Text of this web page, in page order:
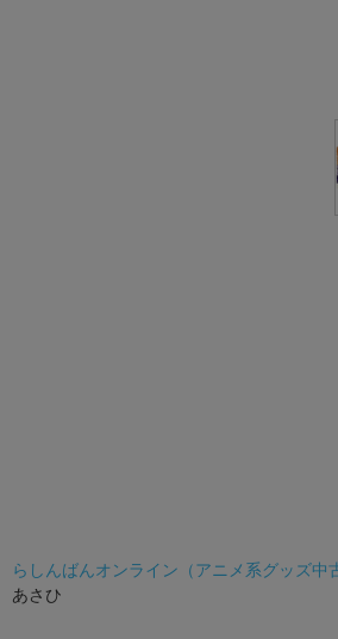
らしんばんオンライン（アニメ系グッズ中
あさひ